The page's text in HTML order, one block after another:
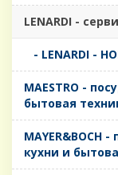
LENARDI -
- LENARDI -
MAESTRO -
бытовая
MAYER&BOCH
кухни и